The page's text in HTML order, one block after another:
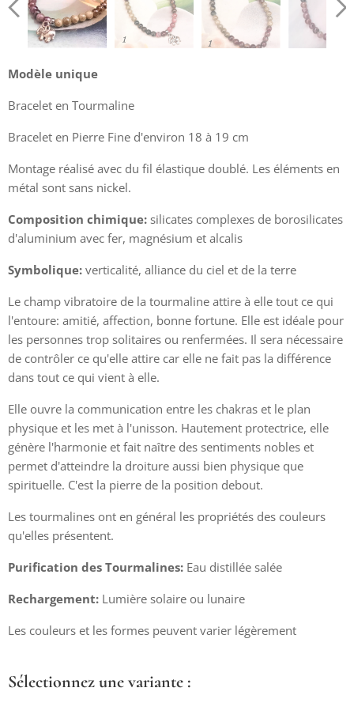
Bracelet en Tourmaline 5mm
Bracelet en Tourmaline 5mm
Modèle unique
Bracelet en Tourmaline
Bracelet en Pierre Fine d'environ 18 à 19 cm
Montage réalisé avec du fil élastique doublé. Les éléments en
métal sont sans nickel.
Composition chimique: silicates complexes de borosilicates
d'aluminium avec fer, magnésium et alcalis
Symbolique: verticalité, alliance du ciel et de la terre
Le champ vibratoire de la tourmaline attire à elle tout ce qui
l'entoure: amitié, affection, bonne fortune. Elle est idéale pour
les personnes trop solitaires ou renfermées. Il sera nécessaire
de contrôler ce qu'elle attire car elle ne fait pas la différence
dans tout ce qui vient à elle.
Elle ouvre la communication entre les chakras et le plan
physique et les met à l'unisson. Hautement protectrice, elle
génère l'harmonie et fait naître des sentiments nobles et
permet d'atteindre la droiture aussi bien physique que
spirituelle. C'est la pierre de la position debout.
Les tourmalines ont en général les propriétés des couleurs
qu'elles présentent.
Purification des Tourmalines: Eau distillée salée
Rechargement: Lumière solaire ou lunaire
Les couleurs et les formes peuvent varier légèrement
Sélectionnez une variante :